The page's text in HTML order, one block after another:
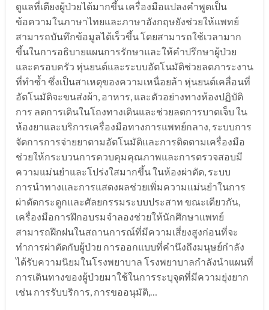
ดูแลที่เตียงผู้ป่วยได้มากขึ้น เครื่องมือแปลงคำพูดเป็น
ข้อความในภาษาไทยและภาษาอังกฤษยังช่วยให้แพทย์
สามารถบันทึกข้อมูลได้เร็วขึ้น โดยสามารถใช้เวลามาก
ขึ้นในการอธิบายแผนการรักษาและให้คำปรึกษาผู้ป่วย
และครอบครัว หุ่นยนต์และระบบอัตโนมัติช่วยลดภาระงาน
ที่ทำซ้ำ ซึ่งเป็นสาเหตุของความเหนื่อยล้า หุ่นยนต์เคลื่อนที่
อัตโนมัติจะขนส่งผ้า, อาหาร, และตัวอย่างทางห้องปฏิบัติ
การ ลดการเดินในโถงทางเดินและช่วยลดการบาดเจ็บ ใน
ห้องยาและบริการเครื่องมือทางการแพทย์กลาง, ระบบการ
จัดการการจ่ายยาตามอัตโนมัติและการติดตามเครื่องมือ
ช่วยให้กระบวนการควบคุมคุณภาพและการตรวจสอบมี
ความแม่นยำและโปร่งใสมากขึ้น ในห้องผ่าตัด, ระบบ
การนำทางและการแสดงผลช่วยเพิ่มความแม่นยำในการ
ผ่าตัดกระดูกและศัลยกรรมระบบประสาท ขณะเดียวกัน,
เครื่องมือการฝึกอบรมจำลองช่วยให้นักศึกษาแพทย์
สามารถฝึกฝนในสถานการณ์ที่มีความเสี่ยงสูงก่อนที่จะ
ทำการผ่าตัดกับผู้ป่วย การออกแบบที่คำนึงถึงมนุษย์กำลัง
ได้รับความนิยมในโรงพยาบาล โรงพยาบาลกำลังนำแผนที่
การเดินทางของผู้ป่วยมาใช้ในการระบุจุดที่มีความยุ่งยาก
เช่น การรับบริการ, การขออนุมัติ,…